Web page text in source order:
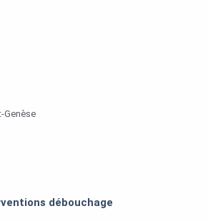
Genèse
débouchage